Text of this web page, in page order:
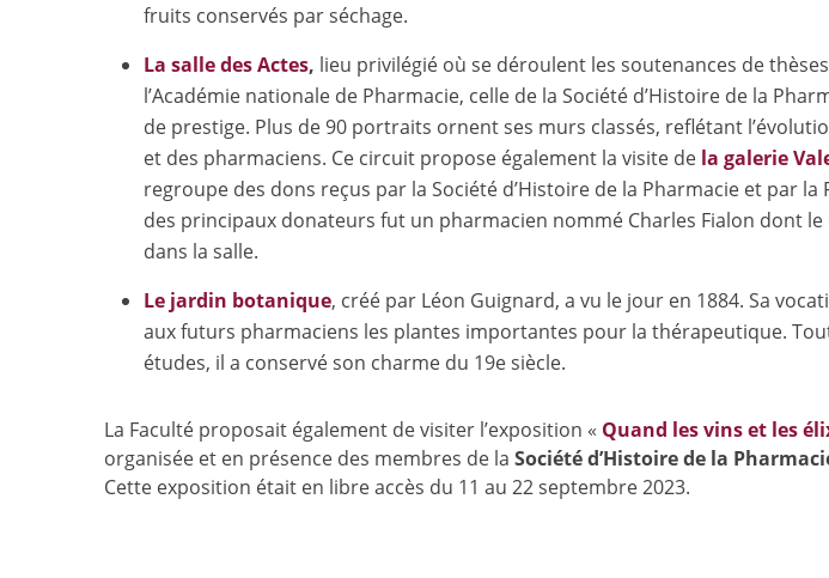
fruits conservés par séchage.
La salle des Actes, lieu privilégié où se déroulent les soutenances de
l’Académie nationale de Pharmacie, celle de la Société d’Histoire de la
de prestige. Plus de 90 portraits ornent ses murs classés, reflétant
et des pharmaciens. Ce circuit propose également la visite de la galerie
regroupe des dons reçus par la Société d’Histoire de la Pharmacie et par la
des principaux donateurs fut un pharmacien nommé Charles Fialon dont
dans la salle.
Le jardin botanique, créé par Léon Guignard, a vu le jour en 1884. Sa
aux futurs pharmaciens les plantes importantes pour la thérapeutique.
études, il a conservé son charme du 19e siècle.
La Faculté proposait également de visiter l’exposition « Quand les vins et les
organisée et en présence des membres de la Société d’Histoire de la
Cette exposition était en libre accès du 11 au 22 septembre 2023.